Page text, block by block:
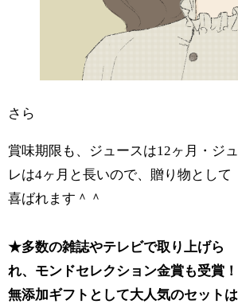
さら
賞味期限も、ジュースは12ヶ月・ジュ
レは4ヶ月と長いので、贈り物として
喜ばれます＾＾
★多数の雑誌やテレビで取り上げら
れ、モンドセレクション金賞も受賞！
無添加ギフトとして大人気のセットは